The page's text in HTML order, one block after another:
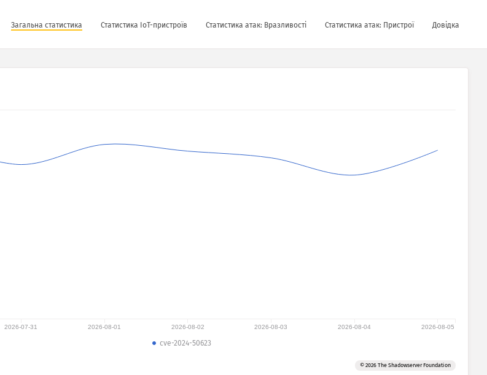
Загальна статистика Статистика IoT-пристроїв Статистика атак: Вразливості Статистика атак: Пристрої Довідка
2026-07-31 2026-08-01 2026-08-02 2026-08-03 2026-08-04 2026-08-05
cve-2024-50623
© 2026 The Shadowserver Foundation